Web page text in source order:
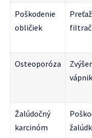
Poškodenie
obličiek
Osteoporóza
Žalúdočný
karcinóm